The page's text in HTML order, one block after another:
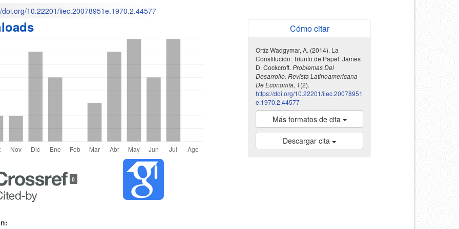
doi.org/10.22201/iiec.20078951e.1970.2.44577
0
Cómo citar
Ortíz Wadgymar, A. (2014). La
Constitución: Triunfo de Papel. James
D. Cockcroft. Problemas Del
Desarrollo. Revista Latinoamericana
De Economía, 1(2).
https://doi.org/10.22201/iiec.20078951
e.1970.2.44577
Más formatos de cita
Descargar cita